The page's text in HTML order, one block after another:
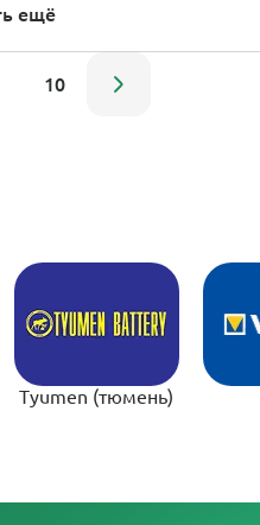
ещё
10
Tyumen (тюмень)